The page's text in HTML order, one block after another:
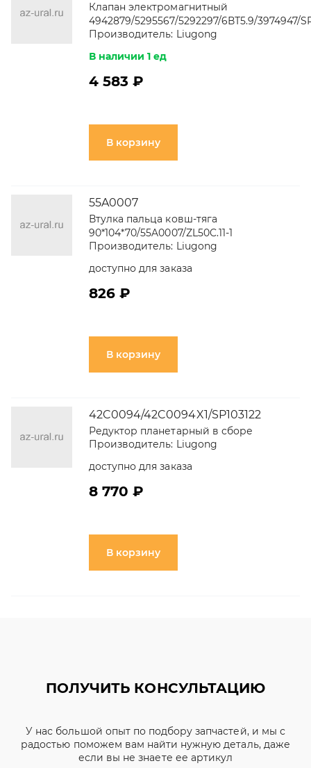
Клапан электромагнитный
4942879/5295567/5292297/6ВТ5.9/3974947/
Производитель: Liugong
В наличии 1 ед
4 583 ₽
В корзину
55A0007
Втулка пальца ковш-тяга
90*104*70/55A0007/ZL50C.11-1
Производитель: Liugong
доступно для заказа
826 ₽
В корзину
42C0094/42C0094X1/SP103122
Редуктор планетарный в сборе
Производитель: Liugong
доступно для заказа
8 770 ₽
В корзину
ПОЛУЧИТЬ КОНСУЛЬТАЦИЮ
У нас большой опыт по подбору запчастей, и мы с
радостью поможем вам найти нужную деталь, даже
если вы не знаете ее артикул